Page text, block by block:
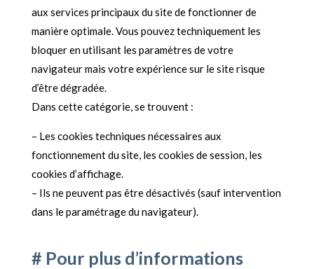
aux services principaux du site de fonctionner de
manière optimale. Vous pouvez techniquement les
bloquer en utilisant les paramètres de votre
navigateur mais votre expérience sur le site risque
d’être dégradée.
Dans cette catégorie, se trouvent :
– Les cookies techniques nécessaires aux
fonctionnement du site, les cookies de session, les
cookies d’affichage.
– Ils ne peuvent pas être désactivés (sauf intervention
dans le paramétrage du navigateur).
# Pour plus d’informations